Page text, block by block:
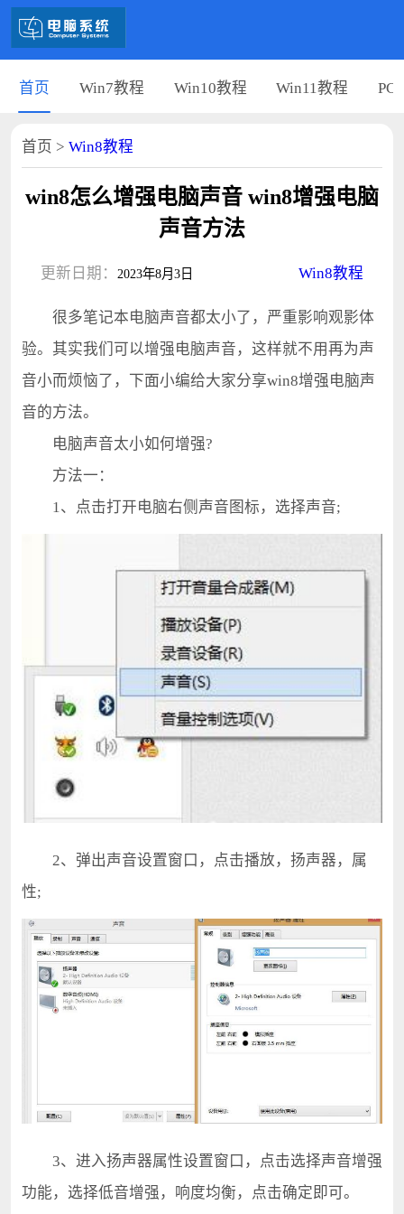
首页 Win7教程 Win10教程 Win11教程 PC
首页 > Win8教程
win8怎么增强电脑声音 win8增强电脑
声音方法
更新日期： 2023年8月3日 Win8教程
很多笔记本电脑声音都太小了，严重影响观影体
验。其实我们可以增强电脑声音，这样就不用再为声
音小而烦恼了，下面小编给大家分享win8增强电脑声
音的方法。
电脑声音太小如何增强?
方法一：
1、点击打开电脑右侧声音图标，选择声音;
2、弹出声音设置窗口，点击播放，扬声器，属
性;
3、进入扬声器属性设置窗口，点击选择声音增强
功能，选择低音增强，响度均衡，点击确定即可。